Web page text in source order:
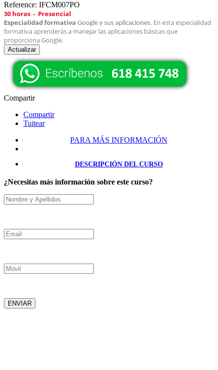
Reference: IFCM007PO
30 horas - Presencial
Especialidad formativa Google y sus aplicaciones. En esta especialidad
formativa aprenderás a manejar las aplicaciones básicas que
proporciona Google.
Compartir
Compartir
Tuitear
PARA MÁS INFORMACIÓN
DESCRIPCIÓN DEL CURSO
¿Necesitas más información sobre este curso?
ENVIAR